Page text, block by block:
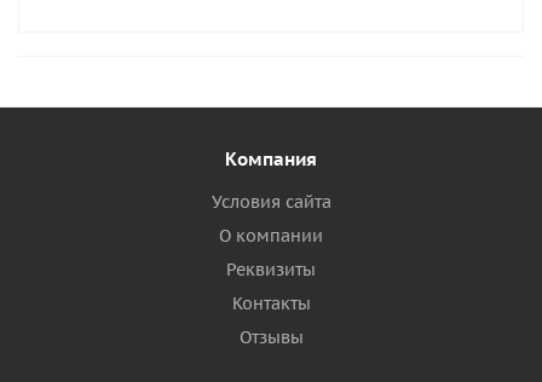
Компания
Условия сайта
О компании
Реквизиты
Контакты
Отзывы